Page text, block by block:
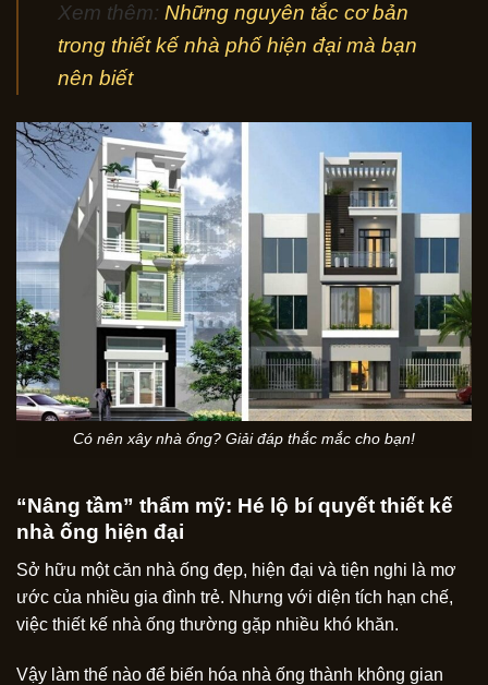
Xem thêm: Những nguyên tắc cơ bản
trong thiết kế nhà phố hiện đại mà bạn
nên biết
Có nên xây nhà ống? Giải đáp thắc mắc cho bạn!
“Nâng tầm” thẩm mỹ: Hé lộ bí quyết thiết kế
nhà ống hiện đại
Sở hữu một căn nhà ống đẹp, hiện đại và tiện nghi là mơ
ước của nhiều gia đình trẻ. Nhưng với diện tích hạn chế,
việc thiết kế nhà ống thường gặp nhiều khó khăn.
Vậy làm thế nào để biến hóa nhà ống thành không gian